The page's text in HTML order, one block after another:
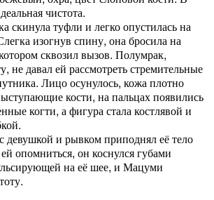
чистота.
скинула туфли и легко опустилась на
изогнув спину, она бросила на
сквозил вызов. Полумрак,
не давал ей рассмотреть стремительные
Лицо осунулось, кожа плотно
кости, на пальцах появились
когти, а фигура стала костлявой и
девушкой и рывком приподнял её тело
опомниться, он коснулся губами
на её шее, и Мацуми